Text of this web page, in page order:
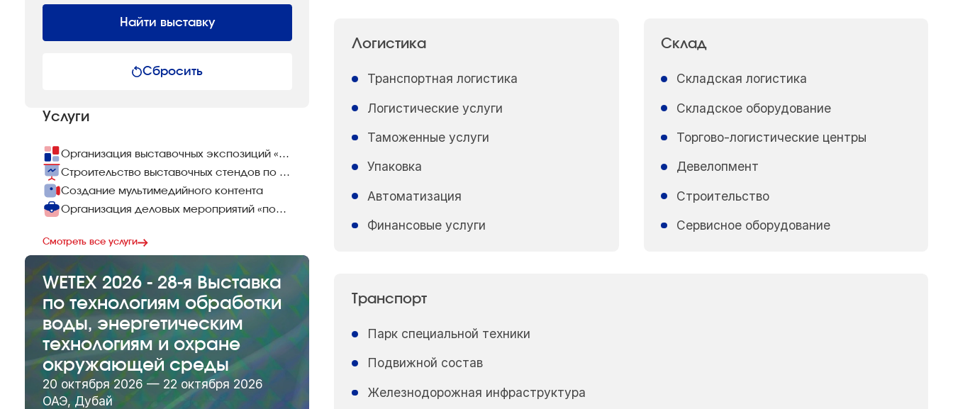
Найти выставку
Сбросить
Услуги
Организация выставочных экспозиций «под ключ»
Строительство выставочных стендов по всему миру
Создание мультимедийного контента
Организация деловых мероприятий «под ключ»
Смотреть все услуги
WETEX 2026 - 28-я Выставка
по технологиям обработки
воды, энергетическим
технологиям и охране
окружающей среды
20 октября 2026 — 22 октября 2026
ОАЭ, Дубай
Логистика
Транспортная логистика
Логистические услуги
Таможенные услуги
Упаковка
Автоматизация
Финансовые услуги
Склад
Складская логистика
Складское оборудование
Торгово-логистические центры
Девелопмент
Строительство
Сервисное оборудование
Транспорт
Парк специальной техники
Подвижной состав
Железнодорожная инфраструктура